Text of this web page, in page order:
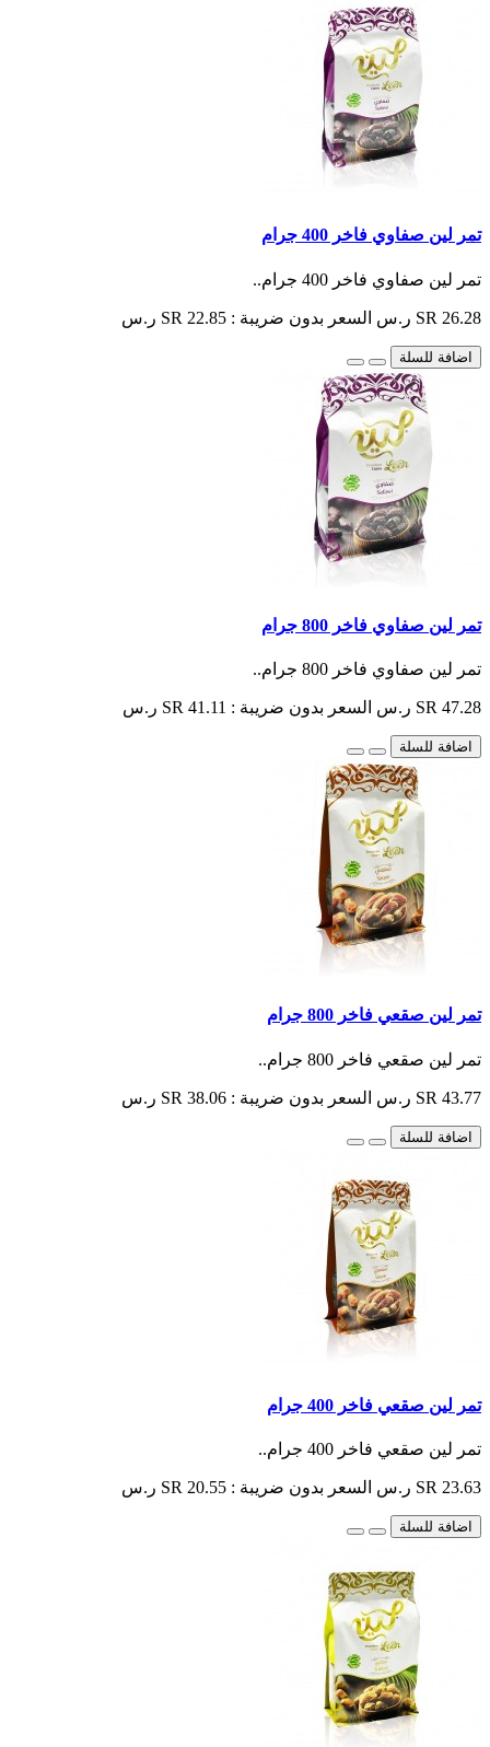
تمر لين صفاوي فاخر 400 جرام
تمر لين صفاوي فاخر 400 جرام..
SR 26.28 ر.س السعر بدون ضريبة : SR 22.85 ر.س
اضافة للسلة
تمر لين صفاوي فاخر 800 جرام
تمر لين صفاوي فاخر 800 جرام..
SR 47.28 ر.س السعر بدون ضريبة : SR 41.11 ر.س
اضافة للسلة
تمر لين صقعي فاخر 800 جرام
تمر لين صقعي فاخر 800 جرام..
SR 43.77 ر.س السعر بدون ضريبة : SR 38.06 ر.س
اضافة للسلة
تمر لين صقعي فاخر 400 جرام
تمر لين صقعي فاخر 400 جرام..
SR 23.63 ر.س السعر بدون ضريبة : SR 20.55 ر.س
اضافة للسلة